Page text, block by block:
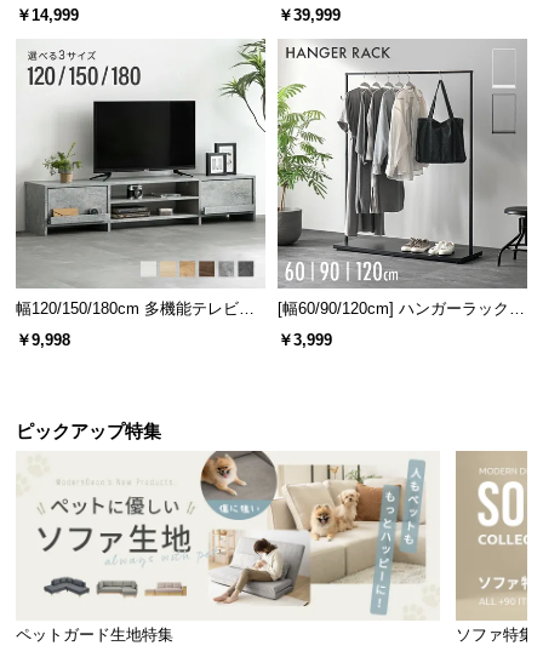
ボード
8
デスク
デスク
8
幅65cm
デンマー
ク デザイ
デスク
¥10,99
8
[クイー
ン] デン
マークデ
ザイン ベ
ッドフレ
ーム 木目
¥29,99
9
幅99cm
デンマー
ク デザイ
ン マルチ
キャビネ
ット
¥26,99
9
幅147cm
デンマー
ク デザイ
ン マルチ
チェスト
¥26,99
9
デンマーク家具シリーズをもっと見る
素材感あふれる美しい木目調
ベッド 8/12/16枚セット
￥14,999
ターテーブル 美しい格子デザイン
￥39,999
幅120/150/180cm 多機能テレビボ
ード 木目/石目調 オープン収納・
￥9,998
[幅60/90/120cm] ハンガーラック
スチール 4段階高さ調節 サイドフ
￥3,999
ピックアップ特集
ペットガード生地特集 ソファ特集